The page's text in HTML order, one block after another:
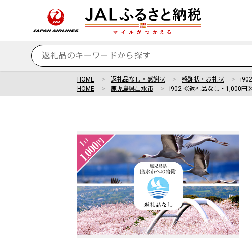
HOME 返礼品なし・感謝状 感謝状・お礼状
HOME
鹿児島県出水市 i902 ≪返礼品なし・1,000円